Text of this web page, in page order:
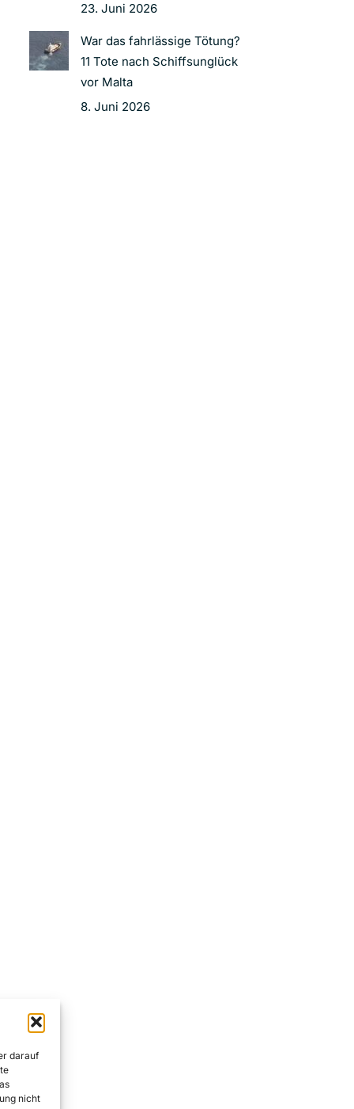
darauf
nicht
23. Juni 2026
War das fahrlässige Tötung?
11 Tote nach Schiffsunglück
vor Malta
8. Juni 2026